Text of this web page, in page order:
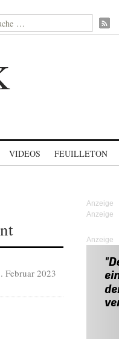
VIDEOS FEUILLETON
Februar 2023
Anzeige